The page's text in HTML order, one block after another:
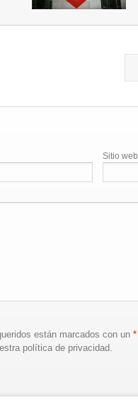
Sitio web
están marcados con un *
política de privacidad.